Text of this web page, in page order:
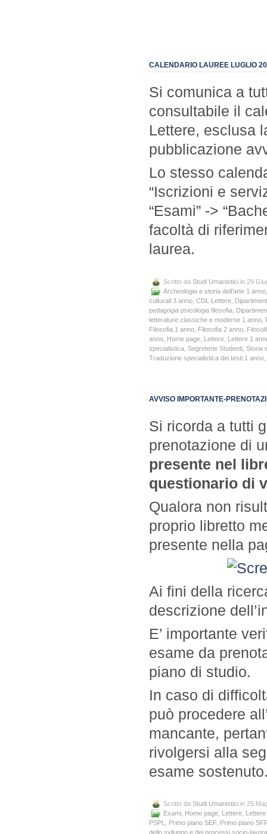
CALENDARIO LAUREE LUGLIO
Si comunica a
consultabile il
Lettere, esclusa
pubblicazione
Lo stesso
“Iscrizioni e
“Esami” ->
facoltà di
laurea.
Scritto da Studi Umanistici in 29
Archeologia e storia dell’arte 1 anno
culturali 3 anno CDL Lettere
pedagogia psicologia filosofia
letterature classiche e moderne 1 anno
Filosofia 1 anno Filosofia 2 anno
anno Home page Lettere Lettere 1
specialistica Segreterie Studenti Storia
Traduzione specialistica dei testi 1 anno
AVVISO IMPORTANTE-
Si ricorda a tutti
prenotazione di
presente nel
questionario di
Qualora non
proprio libretto
presente nella
Ai fini della
descrizione
E’ importante
esame da
piano di studio.
In caso di
può procedere
mancante,
rivolgersi alla
esame
Scritto da Studi Umanistici in 25
Esami, Home page, Lettere,
PSPL, Primo piano SEF, Primo piano SFP
dello sviluppo e dei processi socio-